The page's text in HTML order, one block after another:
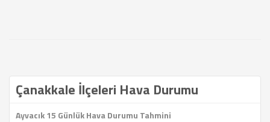
Çanakkale İlçeleri Hava Durumu
Ayvacık 15 Günlük Hava Durumu Tahmini